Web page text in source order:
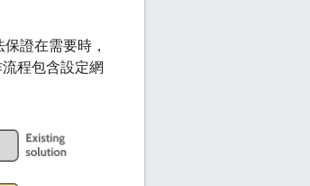
證在需要時，
程包含設定網